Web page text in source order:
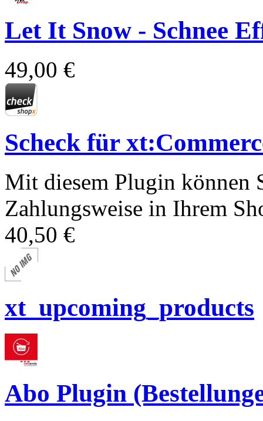
Let It Snow - Schnee
49,00 €
Scheck für
Mit diesem Plugin können
Zahlungsweise in Ihrem
40,50 €
xt_upcoming_products
Abo Plugin